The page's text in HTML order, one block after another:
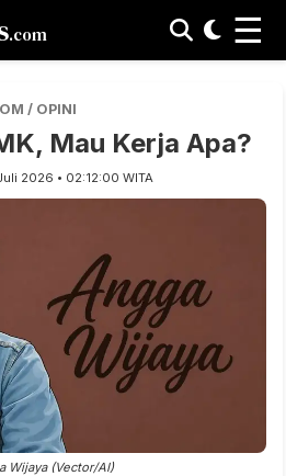
.com ☰
/ OPINI
Mau Kerja Apa?
2026 • 02:12:00 WITA
Wijaya (Vector/AI)